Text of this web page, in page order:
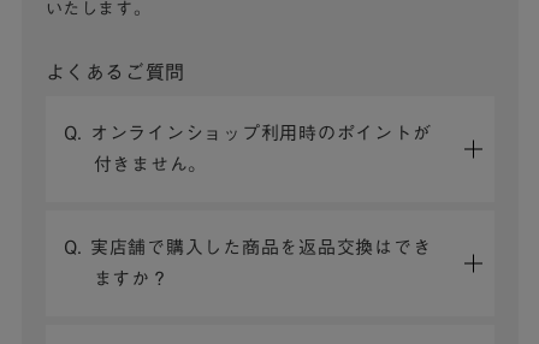
いたします。
よくあるご質問
Q. オンラインショップ利用時のポイントが
付きません。
Q. 実店舗で購入した商品を返品交換はでき
ますか？